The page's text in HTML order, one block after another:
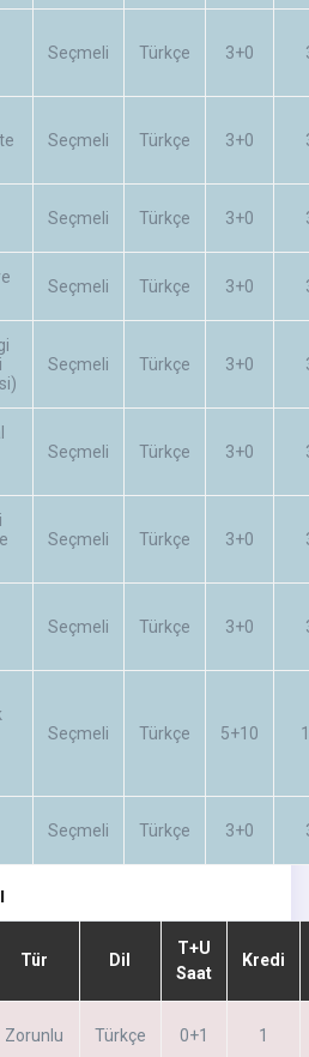
Seçmeli Türkçe 3+0
Seçmeli Türkçe 3+0
Seçmeli Türkçe 3+0
Seçmeli Türkçe 3+0
Seçmeli Türkçe 3+0
Seçmeli Türkçe 3+0
Seçmeli Türkçe 3+0
Seçmeli Türkçe 3+0
Seçmeli Türkçe 5+10
Seçmeli Türkçe 3+0
Tür Dil
T+U
Saat
Kredi
Zorunlu Türkçe 0+1 1